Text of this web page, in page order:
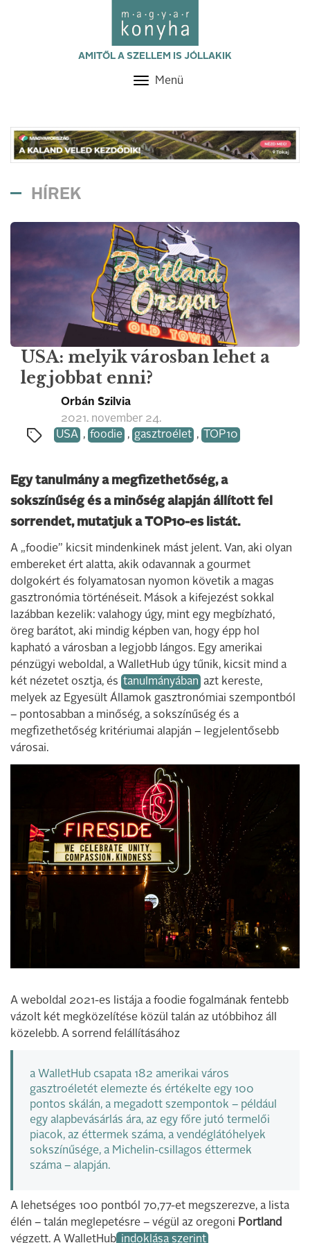
AMITŐL A SZELLEM IS JÓLLAKIK
Toggle
Menü
HÍREK
USA: melyik városban lehet a
legjobbat enni?
Orbán Szilvia
2021. november 24.
USA , foodie , gasztroélet , TOP10
Egy tanulmány a megfizethetőség, a
sokszínűség és a minőség alapján állított fel
sorrendet, mutatjuk a TOP10-es listát.
A „foodie” kicsit mindenkinek mást jelent. Van, aki olyan
embereket ért alatta, akik odavannak a gourmet
dolgokért és folyamatosan nyomon követik a magas
gasztronómia történéseit. Mások a kifejezést sokkal
lazábban kezelik: valahogy úgy, mint egy megbízható,
öreg barátot, aki mindig képben van, hogy épp hol
kapható a városban a legjobb lángos. Egy amerikai
pénzügyi weboldal, a WalletHub úgy tűnik, kicsit mind a
két nézetet osztja, és tanulmányában azt kereste,
melyek az Egyesült Államok gasztronómiai szempontból
– pontosabban a minőség, a sokszínűség és a
megfizethetőség kritériumai alapján – legjelentősebb
városai.
A weboldal 2021-es listája a foodie fogalmának fentebb
vázolt két megközelítése közül talán az utóbbihoz áll
közelebb. A sorrend felállításához
a WalletHub csapata 182 amerikai város
gasztroéletét elemezte és értékelte egy 100
pontos skálán, a megadott szempontok – például
egy alapbevásárlás ára, az egy főre jutó termelői
piacok, az éttermek száma, a vendéglátóhelyek
sokszínűsége, a Michelin-csillagos éttermek
száma – alapján.
A lehetséges 100 pontból 70,77-et megszerezve, a lista
élén – talán meglepetésre – végül az oregoni Portland
végzett. A WalletHub indoklása szerint